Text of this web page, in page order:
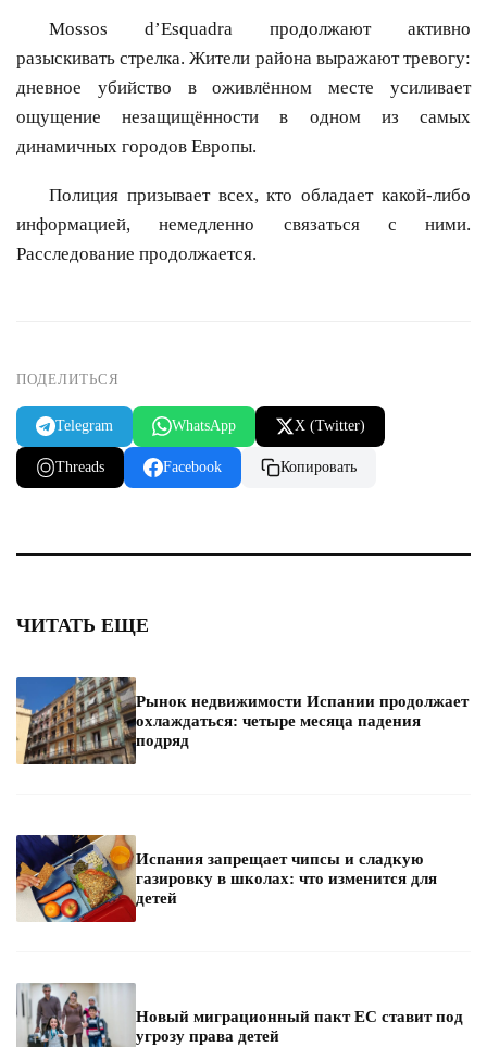
Mossos d’Esquadra продолжают активно
разыскивать стрелка. Жители района выражают тревогу:
дневное убийство в оживлённом месте усиливает
ощущение незащищённости в одном из самых
динамичных городов Европы.
Полиция призывает всех, кто обладает какой-либо
информацией, немедленно связаться с ними.
Расследование продолжается.
ПОДЕЛИТЬСЯ
Telegram WhatsApp X (Twitter)
Threads Facebook Копировать
ЧИТАТЬ ЕЩЕ
Рынок недвижимости Испании продолжает
охлаждаться: четыре месяца падения
подряд
Испания запрещает чипсы и сладкую
газировку в школах: что изменится для
детей
Новый миграционный пакт ЕС ставит под
угрозу права детей